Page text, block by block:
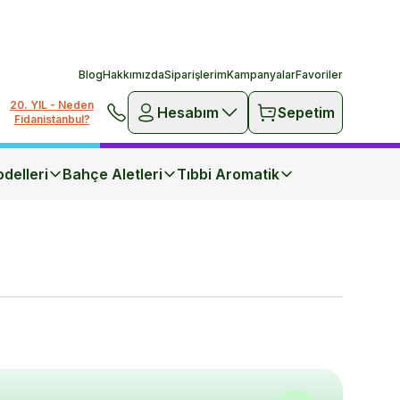
BlogHakkımızdaSiparişlerimKampanyalarFavoriler
20. YIL - Neden
Fidanistanbul?
Hesabım Sepetim
Bahçe Aletleri Tıbbi Aromatik